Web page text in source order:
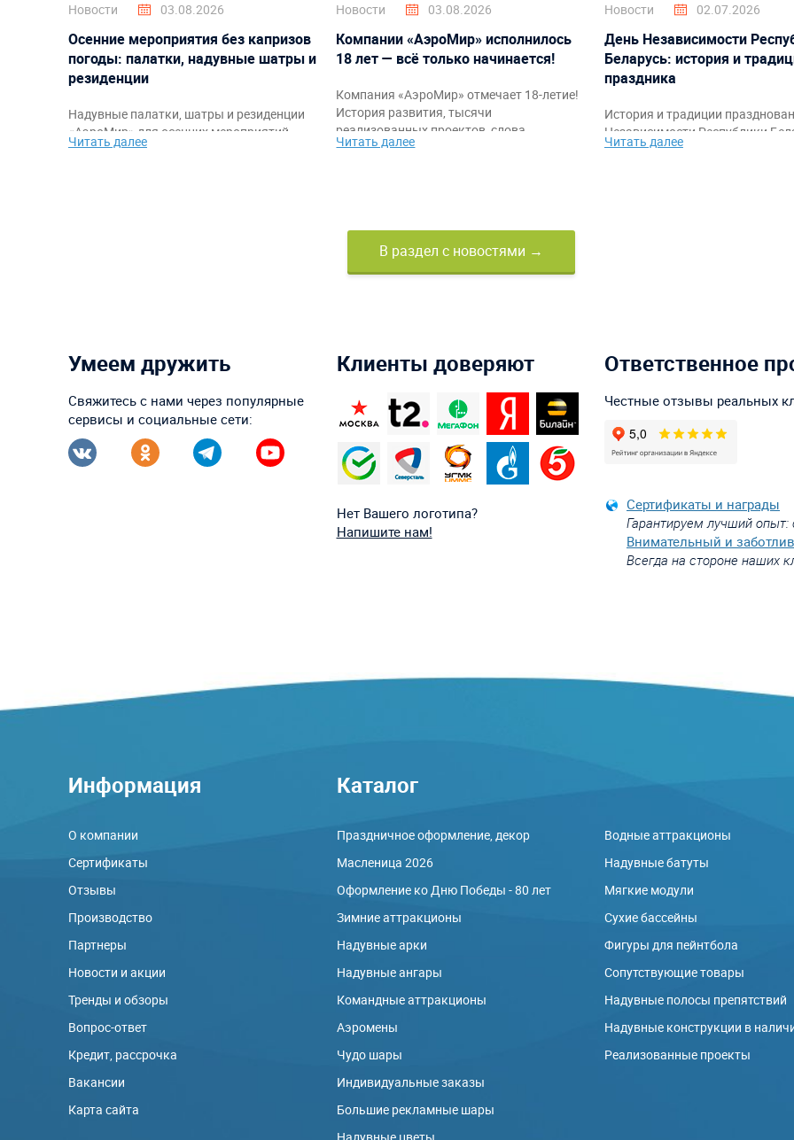
Новости 03.08.2026
Осенние мероприятия без капризов
погоды: палатки, надувные шатры и
резиденции
Надувные палатки, шатры и резиденции
«АэроМир» для осенних мероприятий,
фестивалей, корпоративов, спортивных
Читать далее
Новости 03.08.2026
Компании «АэроМир» исполнилось
18 лет — всё только начинается!
Компания «АэроМир» отмечает 18-летие!
История развития, тысячи
реализованных проектов, слова
благодарности клиентам, партнёрам и
Читать далее
Новости 02.07.2026
День Независимости
Беларусь: история и
праздника
История и традиции
Независимости Республики
также идеи тематического
Читать далее
В раздел с новостями →
Умеем дружить
Свяжитесь с нами через популярные
сервисы и социальные сети:
Клиенты доверяют
Нет Вашего логотипа?
Напишите нам!
Ответственное
Честные отзывы реальных
Сертификаты и награды
Гарантируем лучший
Внимательный и
Всегда на стороне наших
Информация
О компании
Сертификаты
Отзывы
Производство
Партнеры
Новости и акции
Тренды и обзоры
Вопрос-ответ
Кредит, рассрочка
Вакансии
Карта сайта
Каталог
Праздничное оформление, декор
Масленица 2026
Оформление ко Дню Победы - 80 лет
Зимние аттракционы
Надувные арки
Надувные ангары
Командные аттракционы
Аэромены
Чудо шары
Индивидуальные заказы
Большие рекламные шары
Водные аттракционы
Надувные батуты
Мягкие модули
Сухие бассейны
Фигуры для пейнтбола
Сопутствующие товары
Надувные полосы препятствий
Надувные конструкции в
Реализованные проекты